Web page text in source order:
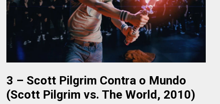
3 – Scott Pilgrim Contra o Mundo
(Scott Pilgrim vs. The World, 2010)